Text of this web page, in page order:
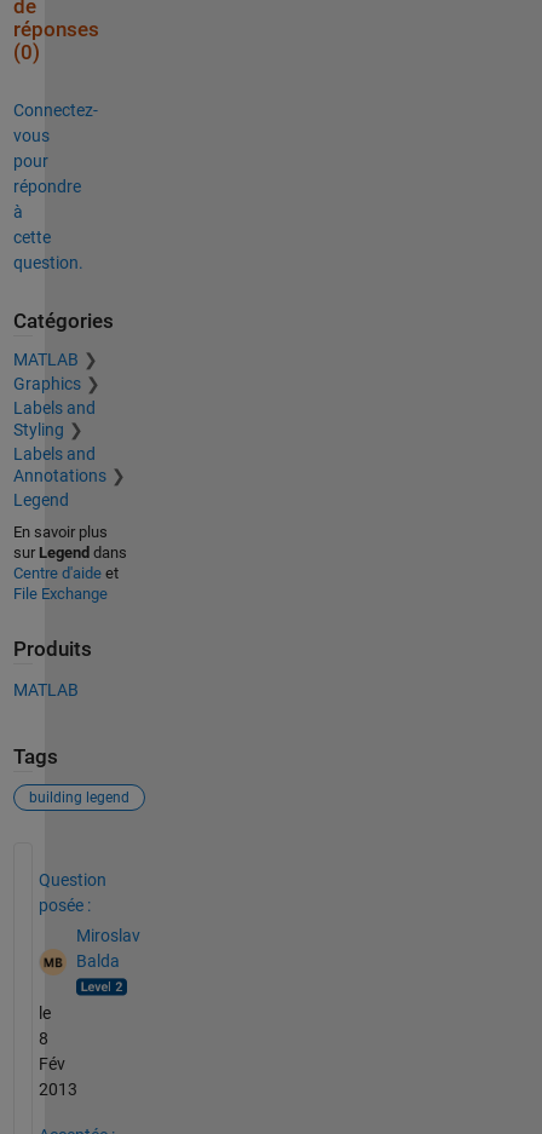
de
réponses
(0)
Connectez-
vous
pour
répondre
à
cette
question.
Catégories
MATLAB
Graphics
Labels and
Styling
Labels and
Annotations
Legend
En savoir plus
sur Legend dans
Centre d'aideet
File Exchange
Produits
MATLAB
Tags
building legend
Question
posée :
Miroslav
Balda
le
8
Fév
2013